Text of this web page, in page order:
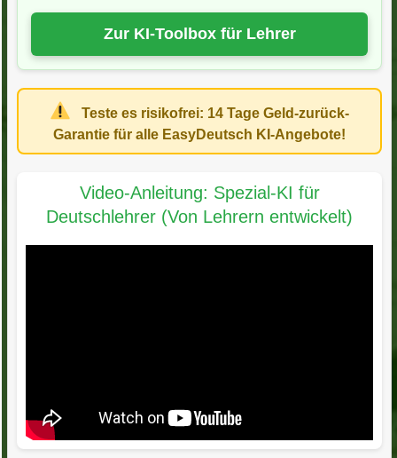
Zur KI-Toolbox für Lehrer
Teste es risikofrei: 14 Tage Geld-zurück-
Garantie für alle EasyDeutsch KI-Angebote!
Video-Anleitung: Spezial-KI für
Deutschlehrer (Von Lehrern entwickelt)